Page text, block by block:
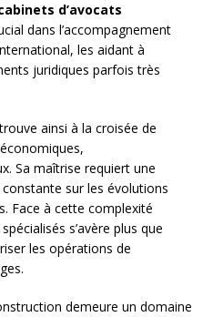
d’avocats
dans l’accompagnement
les aidant à
juridiques parfois très
ainsi à la croisée de
Sa maîtrise requiert une
sur les évolutions
Face à cette complexité
s’avère plus que
les opérations de
demeure un domaine